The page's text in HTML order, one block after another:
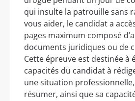
qui insulte la patrouille sans
vous aider, le candidat a
pages maximum composé
documents juridiques ou de
Cette épreuve est destinée à
capacités du candidat à
une situation
résumer, ainsi que sa